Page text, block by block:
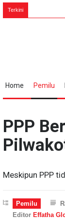
TerkiniBung Karno: Jika
Home Pemilu
PPP
Meskipun PPP
Pemilu
Editor Effatha